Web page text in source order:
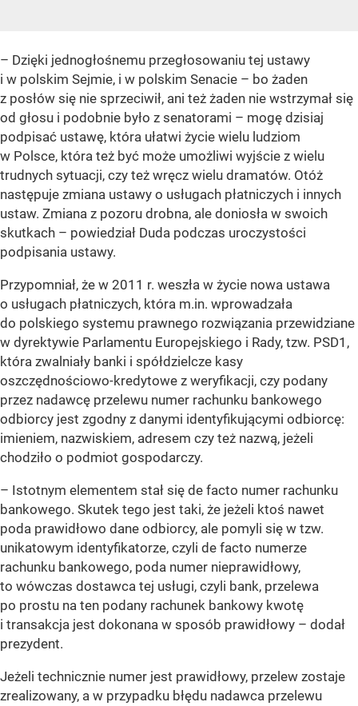
– Dzięki jednogłośnemu przegłosowaniu tej ustawy
i w polskim Sejmie, i w polskim Senacie – bo żaden
z posłów się nie sprzeciwił, ani też żaden nie wstrzymał się
od głosu i podobnie było z senatorami – mogę dzisiaj
podpisać ustawę, która ułatwi życie wielu ludziom
w Polsce, która też być może umożliwi wyjście z wielu
trudnych sytuacji, czy też wręcz wielu dramatów. Otóż
następuje zmiana ustawy o usługach płatniczych i innych
ustaw. Zmiana z pozoru drobna, ale doniosła w swoich
skutkach – powiedział Duda podczas uroczystości
podpisania ustawy.
Przypomniał, że w 2011 r. weszła w życie nowa ustawa
o usługach płatniczych, która m.in. wprowadzała
do polskiego systemu prawnego rozwiązania przewidziane
w dyrektywie Parlamentu Europejskiego i Rady, tzw. PSD1,
która zwalniały banki i spółdzielcze kasy
oszczędnościowo-kredytowe z weryfikacji, czy podany
przez nadawcę przelewu numer rachunku bankowego
odbiorcy jest zgodny z danymi identyfikującymi odbiorcę:
imieniem, nazwiskiem, adresem czy też nazwą, jeżeli
chodziło o podmiot gospodarczy.
– Istotnym elementem stał się de facto numer rachunku
bankowego. Skutek tego jest taki, że jeżeli ktoś nawet
poda prawidłowo dane odbiorcy, ale pomyli się w tzw.
unikatowym identyfikatorze, czyli de facto numerze
rachunku bankowego, poda numer nieprawidłowy,
to wówczas dostawca tej usługi, czyli bank, przelewa
po prostu na ten podany rachunek bankowy kwotę
i transakcja jest dokonana w sposób prawidłowy – dodał
prezydent.
Jeżeli technicznie numer jest prawidłowy, przelew zostaje
zrealizowany, a w przypadku błędu nadawca przelewu